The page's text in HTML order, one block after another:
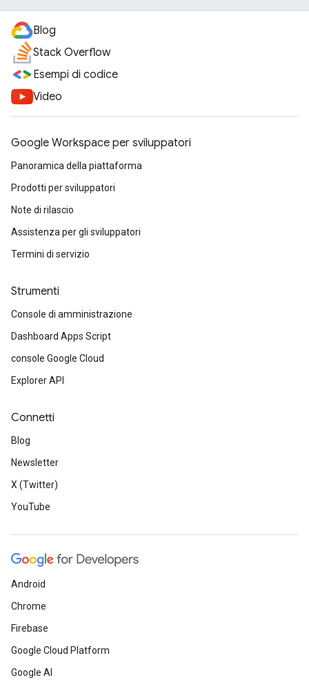
Blog
Stack Overflow
Esempi di codice
Video
Google Workspace per sviluppatori
Panoramica della piattaforma
Prodotti per sviluppatori
Note di rilascio
Assistenza per gli sviluppatori
Termini di servizio
Strumenti
Console di amministrazione
Dashboard Apps Script
console Google Cloud
Explorer API
Connetti
Blog
Newsletter
X (Twitter)
YouTube
Android
Chrome
Firebase
Google Cloud Platform
Google AI